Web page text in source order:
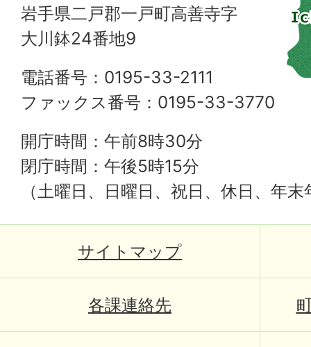
岩手県二戸郡一戸町高善寺字
大川鉢24番地9
電話番号：0195-33-2111
ファックス番号：0195-33-3770
開庁時間：午前8時30分
閉庁時間：午後5時15分
（土曜日、日曜日、祝日、休日、年
サイトマップ
各課連絡先